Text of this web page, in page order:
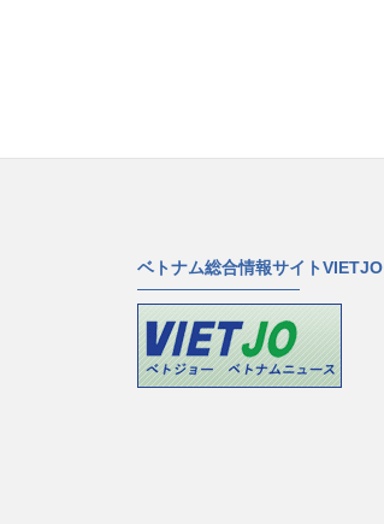
ベトナム総合情報サイトVIETJO